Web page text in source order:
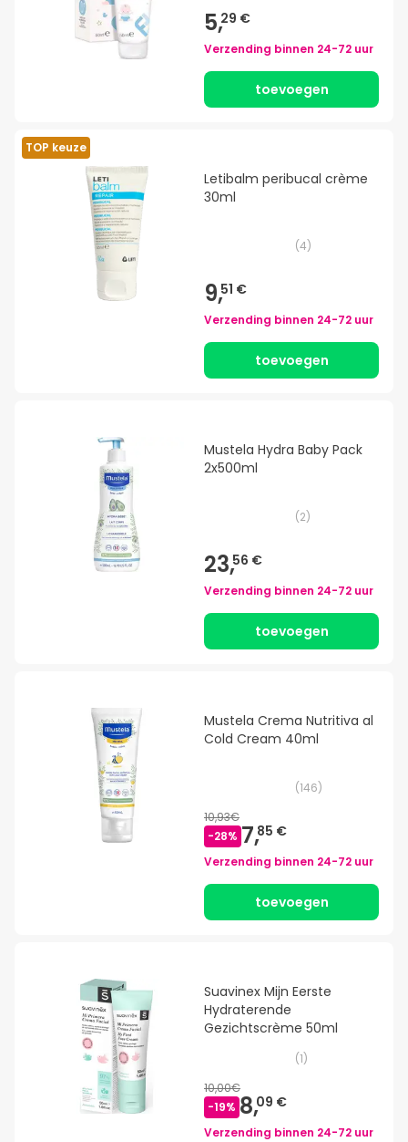
5,29 €
Verzending binnen 24-72 uur
toevoegen
TOP keuze
Letibalm peribucal crème
30ml
(4)
9,51 €
Verzending binnen 24-72 uur
toevoegen
Mustela Hydra Baby Pack
2x500ml
(2)
23,56 €
Verzending binnen 24-72 uur
toevoegen
Mustela Crema Nutritiva al
Cold Cream 40ml
(146)
10,93€
-28% 7,85 €
Verzending binnen 24-72 uur
toevoegen
Suavinex Mijn Eerste
Hydraterende
Gezichtscrème 50ml
(1)
10,00€
-19% 8,09 €
Verzending binnen 24-72 uur